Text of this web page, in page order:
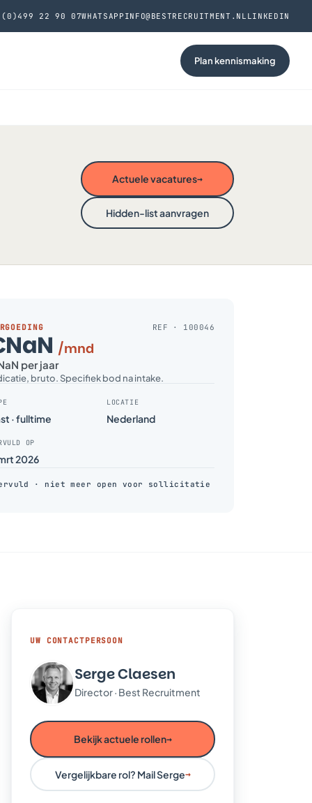
(0)499 22 90 07WHATSAPP INFO@BESTRECRUITMENT.NL LINKEDIN
Plan kennismaking
Actuele vacatures→
Hidden-list aanvragen
REF · 100046
/mnd
per jaar
bruto. Specifiek bod na intake.
· fulltime
LOCATIE
Nederland
OP
2026
· niet meer open voor sollicitatie
UW CONTACTPERSOON
Serge Claesen
Director · Best Recruitment
Bekijk actuele rollen→
Vergelijkbare rol? Mail Serge→